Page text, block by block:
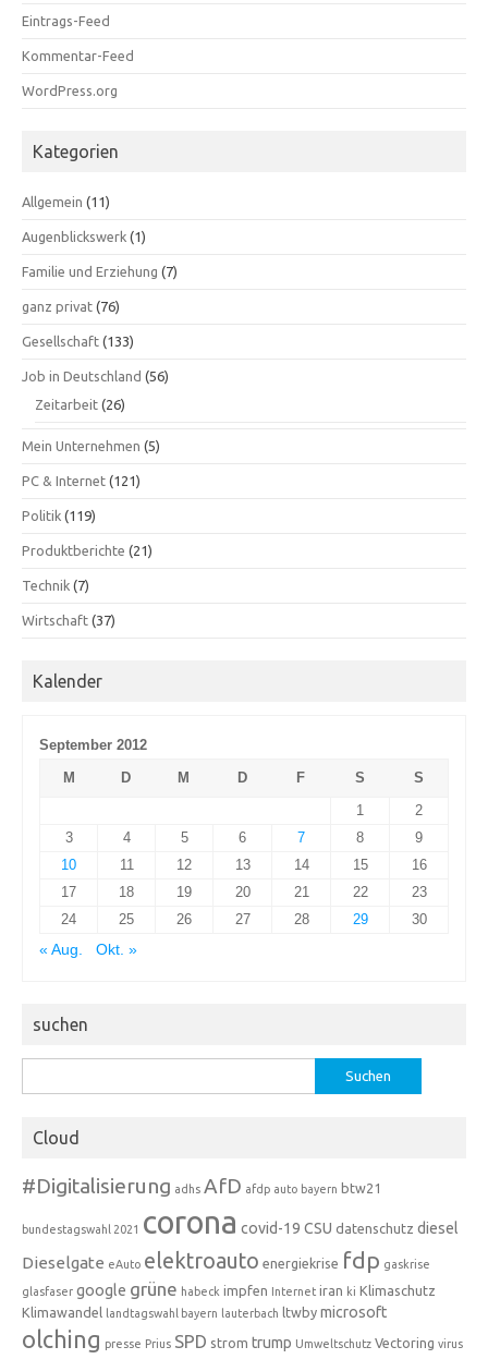
Eintrags-Feed
Kommentar-Feed
WordPress.org
Kategorien
Allgemein (11)
Augenblickswerk (1)
Familie und Erziehung (7)
ganz privat (76)
Gesellschaft (133)
Job in Deutschland (56)
Zeitarbeit (26)
Mein Unternehmen (5)
PC & Internet (121)
Politik (119)
Produktberichte (21)
Technik (7)
Wirtschaft (37)
Kalender
September 2012
M
D M D F S
S
1
2
3
4 5 6 7 8
9
10
11 12 13 14 15
16
17
18 19 20 21 22
23
24
25 26 27 28 29
30
« Aug.
Okt. »
suchen
nach:
Cloud
#Digitalisierung adhs AfD afdp auto bayern btw21
bundestagswahl 2021 corona covid-19 CSU datenschutz diesel
Dieselgate eAuto elektroauto energiekrise fdp gaskrise
glasfaser google grüne habeck impfen Internet iran ki Klimaschutz
Klimawandel landtagswahl bayern lauterbach ltwby microsoft
olching presse Prius SPD strom trump Umweltschutz Vectoring virus